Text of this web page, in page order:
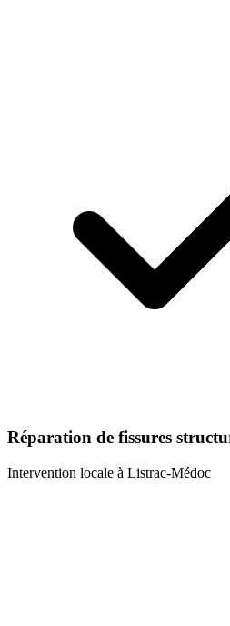
Réparation de fissures
Intervention locale à Listrac-Médoc